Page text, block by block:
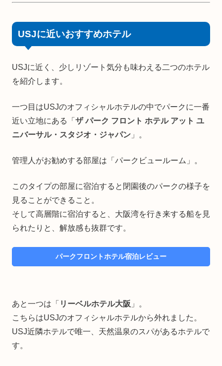
USJに近いおすすめホテル
USJに近く、少しリゾート気分も味わえる二つのホテル
を紹介します。
一つ目はUSJのオフィシャルホテルの中でパークに一番
近い立地にある「 ザ パーク フロント ホテル アット ユ
ニバーサル・スタジオ・ジャパン 」。
管理人がお勧めする部屋は「パークビュールーム」。
このタイプの部屋に宿泊すると閉園後のパークの様子を
見ることができること。
そして高層階に宿泊すると、大阪湾を行き来する船を見
られたりと、解放感も抜群です。
パークフロントホテル宿泊レビュー
あと一つは「 リーベルホテル大阪 」。
こちらはUSJのオフィシャルホテルから外れました。
USJ近隣ホテルで唯一、天然温泉のスパがあるホテルで
す。